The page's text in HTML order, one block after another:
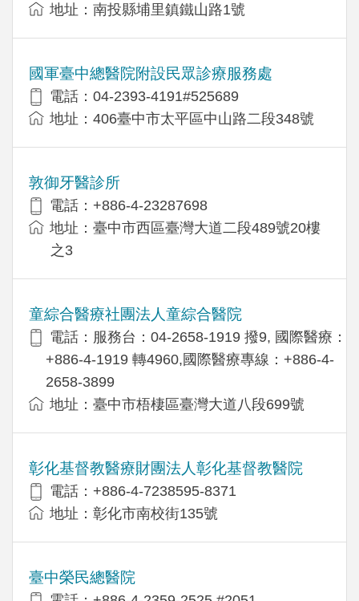
地址：南投縣埔里鎮鐵山路1號
國軍臺中總醫院附設民眾診療服務處
電話：04-2393-4191#525689
地址：406臺中市太平區中山路二段348號
敦御牙醫診所
電話：+886-4-23287698
地址：臺中市西區臺灣大道二段489號20樓
之3
童綜合醫療社團法人童綜合醫院
電話：服務台：04-2658-1919 撥9, 國際醫療：
+886-4-1919 轉4960,國際醫療專線：+886-4-
2658-3899
地址：臺中市梧棲區臺灣大道八段699號
彰化基督教醫療財團法人彰化基督教醫院
電話：+886-4-7238595-8371
地址：彰化市南校街135號
臺中榮民總醫院